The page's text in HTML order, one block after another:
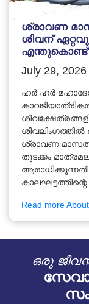
ശ്രാവണ
ശിവന്
July 29, 2026
ഹർ ഹർ
ശ്രാവണ
തുടക്കം
Read more
ഒരു